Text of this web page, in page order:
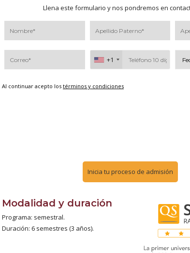
Llena este formulario y nos pondremos en
+1
Al continuar acepto los términos y condiciones
Inicia tu proceso de admisión
Modalidad y duración
Programa: semestral.
Duración: 6 semestres (3 años).